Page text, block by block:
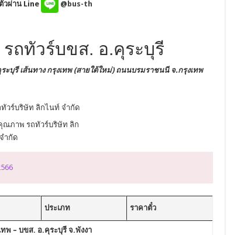
วผ่าน Line
@bus-th
ถทัวร์บขส. อ.คุระบุรี
ะบุรีเส้นทาง กรุงเทพ (สายใต้ใหม่) ถนนบรมราชนนี จ.กรุงเทพ
ณภาพ รถทัวร์บริษัท ลิก
ำกัด
ประเภท ราคาตั๋ว
พ – บขส. อ.คุระบุรี จ.พังงา